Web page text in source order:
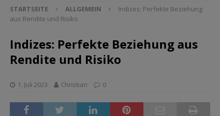
STARTSEITE ALLGEMEIN
Indizes: Perfekte Beziehung
aus Rendite und Risiko
Indizes: Perfekte Beziehung aus
Rendite und Risiko
1. Juli 2023 Christian 0